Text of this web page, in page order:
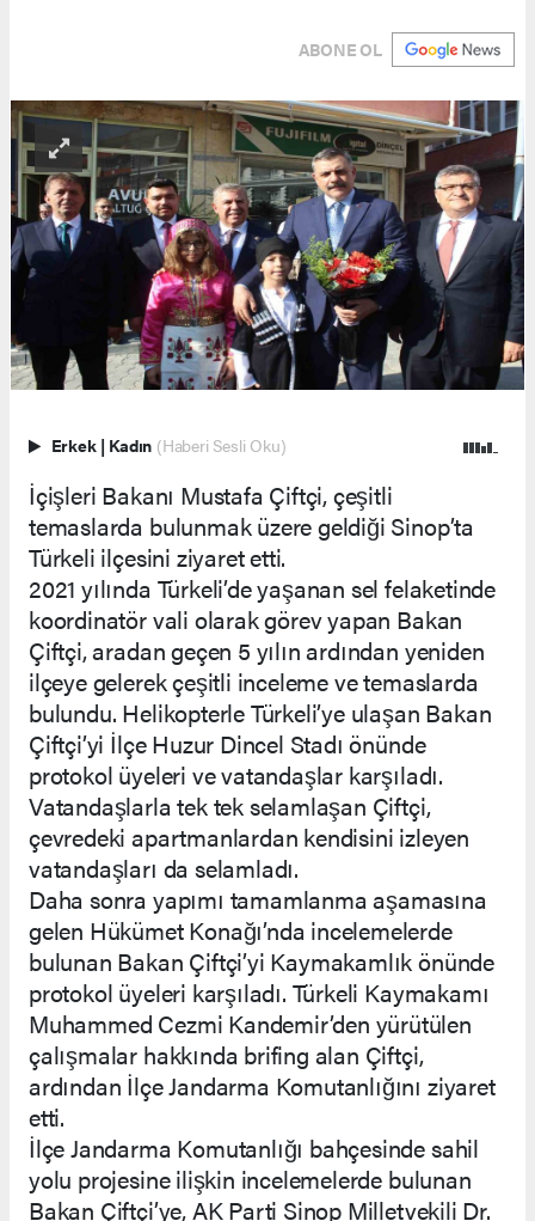
ABONE OL
Erkek | Kadın (Haberi Sesli Oku)
İçişleri Bakanı Mustafa Çiftçi, çeşitli
temaslarda bulunmak üzere geldiği Sinop’ta
Türkeli ilçesini ziyaret etti.
2021 yılında Türkeli’de yaşanan sel felaketinde
koordinatör vali olarak görev yapan Bakan
Çiftçi, aradan geçen 5 yılın ardından yeniden
ilçeye gelerek çeşitli inceleme ve temaslarda
bulundu. Helikopterle Türkeli’ye ulaşan Bakan
Çiftçi’yi İlçe Huzur Dincel Stadı önünde
protokol üyeleri ve vatandaşlar karşıladı.
Vatandaşlarla tek tek selamlaşan Çiftçi,
çevredeki apartmanlardan kendisini izleyen
vatandaşları da selamladı.
Daha sonra yapımı tamamlanma aşamasına
gelen Hükümet Konağı’nda incelemelerde
bulunan Bakan Çiftçi’yi Kaymakamlık önünde
protokol üyeleri karşıladı. Türkeli Kaymakamı
Muhammed Cezmi Kandemir’den yürütülen
çalışmalar hakkında brifing alan Çiftçi,
ardından İlçe Jandarma Komutanlığını ziyaret
etti.
İlçe Jandarma Komutanlığı bahçesinde sahil
yolu projesine ilişkin incelemelerde bulunan
Bakan Çiftçi’ye, AK Parti Sinop Milletvekili Dr.